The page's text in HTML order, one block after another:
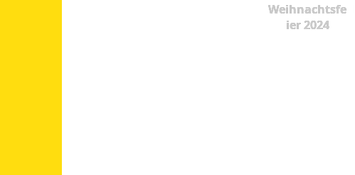
Weihnachtsfe
ier 2024